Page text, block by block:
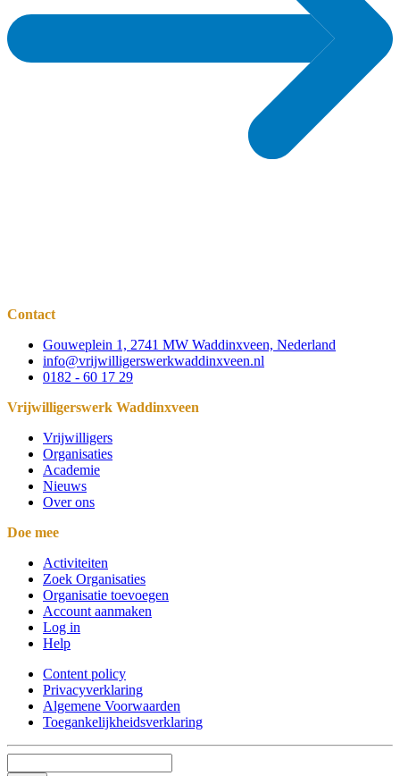
Contact
Gouweplein 1, 2741 MW Waddinxveen, Nederland
info@vrijwilligerswerkwaddinxveen.nl
0182 - 60 17 29
Vrijwilligerswerk Waddinxveen
Vrijwilligers
Organisaties
Academie
Nieuws
Over ons
Doe mee
Activiteiten
Zoek Organisaties
Organisatie toevoegen
Account aanmaken
Log in
Help
Content policy
Privacyverklaring
Algemene Voorwaarden
Toegankelijkheidsverklaring